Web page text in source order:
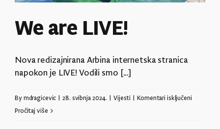
We are LIVE!
Nova redizajnirana Arbina internetska stranica
napokon je LIVE! Vodili smo [...]
By mdragicevic 28. svibnja 2024. Vijesti Komentari isključeniza
Pročitaj više